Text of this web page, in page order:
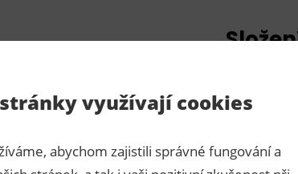
využívají cookies
abychom zajistili správné fungování a